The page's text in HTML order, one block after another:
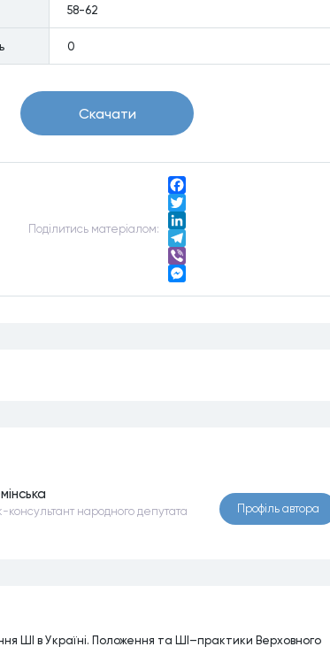
58-62
0
Скачати
Подiлитись матерiалом:
Facebook
Twitter
LinkedIn
Telegram
Viber
консультант народного депутата
Профiль автора
ШІ в Україні. Положення та ШІ–практики Верховного